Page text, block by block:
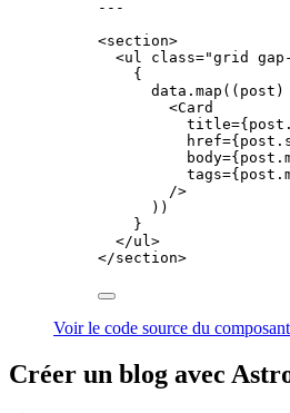
---
<section>
<ul class="grid
{
data . map ( ( post )
<Card
title={post .
href={post .
body={post .
tags={post .
/>
))
}
</ul >
</section>
Voir le code source du
Créer un blog avec